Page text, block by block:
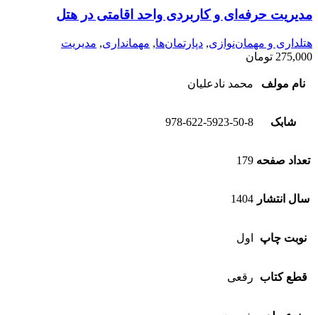
مدیریت حرفه‌ای و کاربردی واحد اقامتی در هتل
هتلداری و مهمان‌نوازی, دپارتمان‌ها, مهمانداری, مدیریت
275,000 تومان
نام مولف محمد نادعلیان
شابک 978-622-5923-50-8
تعداد صفحه 179
سال انتشار 1404
نوبت چاپ اول
قطع کتاب رقعی